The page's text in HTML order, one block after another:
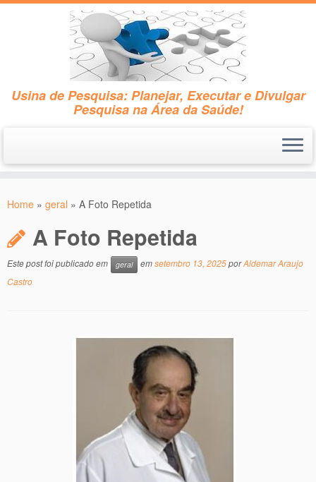
Usina de Pesquisa: Planejar, Executar e Divulgar
Pesquisa na Área da Saúde!
Home » geral » A Foto Repetida
A Foto Repetida
Este post foi publicado em geral emsetembro 13, 2025porAldemar Araujo
Castro